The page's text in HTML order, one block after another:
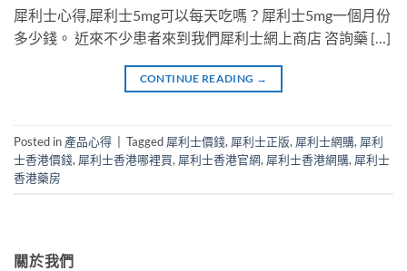
犀利士心得,犀利士5mg可以每天吃嗎？犀利士5mg一個月份
多少錢。 近來不少患者來到我們犀利士網上商店 咨詢藥 […]
CONTINUE READING →
Posted in 產品心得 Tagged 犀利士價錢, 犀利士正版, 犀利士網購, 犀利
士香港價錢, 犀利士香港哪裡買, 犀利士香港官網, 犀利士香港網購, 犀利士
香港藥房
關於我們